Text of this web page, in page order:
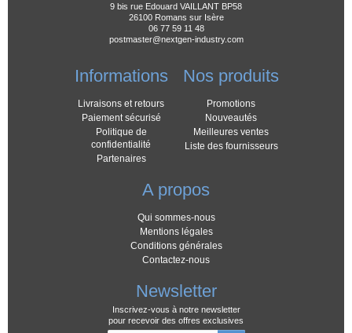
9 bis rue Edouard VAILLANT BP58
26100 Romans sur Isère
06 77 59 11 48
postmaster@nextgen-industry.com
Informations
Livraisons et retours
Paiement sécurisé
Politique de
confidentialité
Partenaires
Nos produits
Promotions
Nouveautés
Meilleures ventes
Liste des fournisseurs
A propos
Qui sommes-nous
Mentions légales
Conditions générales
Contactez-nous
Newsletter
Inscrivez-vous à notre newsletter
pour recevoir des offres exclusives